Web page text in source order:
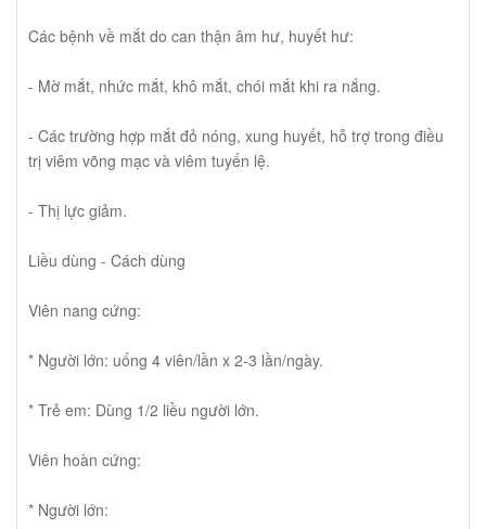
Các bệnh về mắt do can thận âm hư, huyết hư:
- Mờ mắt, nhức mắt, khô mắt, chói mắt khi ra nắng.
- Các trường hợp mắt đỏ nóng, xung huyết, hỗ trợ trong điều
trị viêm võng mạc và viêm tuyến lệ.
- Thị lực giảm.
Liều dùng - Cách dùng
Viên nang cứng:
* Người lớn: uống 4 viên/lần x 2-3 lần/ngày.
* Trẻ em: Dùng 1/2 liều người lớn.
Viên hoàn cứng:
* Người lớn: